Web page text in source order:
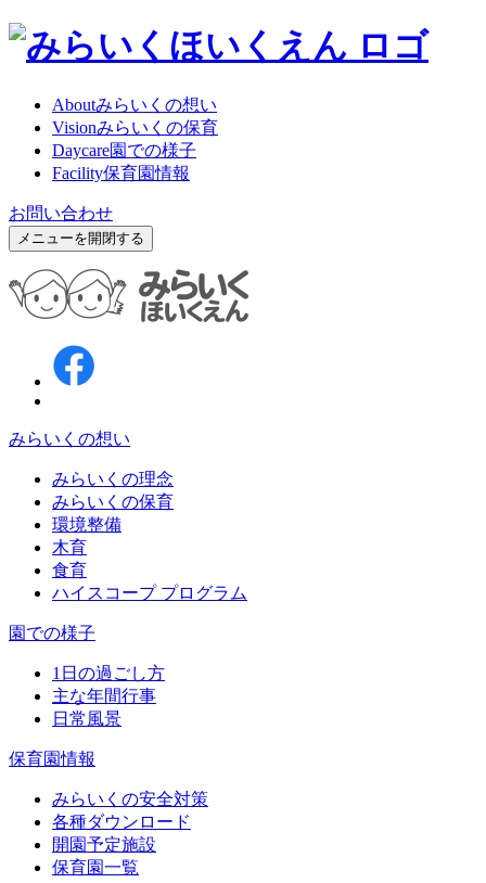
Aboutみらいくの想い
Visionみらいくの保育
Daycare園での様子
Facility保育園情報
お問い合わせ
メニューを開閉する
みらいくの想い
みらいくの理念
みらいくの保育
環境整備
木育
食育
ハイスコープ プログラム
園での様子
1日の過ごし方
主な年間行事
日常風景
保育園情報
みらいくの安全対策
各種ダウンロード
開園予定施設
保育園一覧